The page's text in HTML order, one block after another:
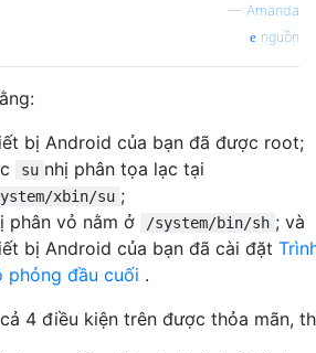
— Amanda
nguồn
bị Android của bạn đã được root;
su nhị phân tọa lạc tại
xbin/su ;
phân vỏ nằm ở
/system/bin/sh ; và
bị Android của bạn đã cài đặt
phỏng đầu cuối .
4 điều kiện trên được thỏa mãn,